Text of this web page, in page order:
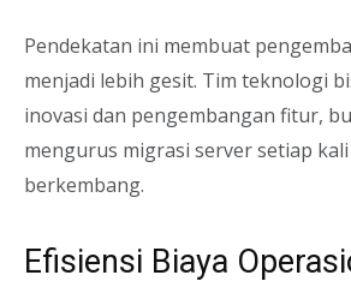
Pendekatan ini membuat
menjadi lebih gesit. Tim teknologi
inovasi dan pengembangan fitur,
mengurus migrasi server setiap
berkembang.
Efisiensi Biaya